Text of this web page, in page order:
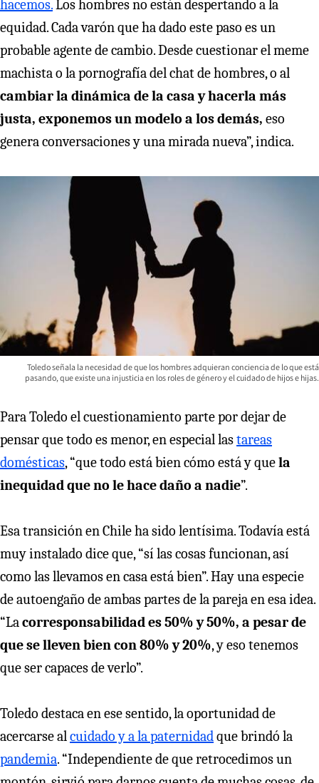
hacemos.Los hombres no están despertando a la
equidad. Cada varón que ha dado este paso es un
probable agente de cambio. Desde cuestionar el meme
machista o la pornografía del chat de hombres, o al
cambiar la dinámica de la casa y hacerla más
justa, exponemos un modelo a los demás, eso
genera conversaciones y una mirada nueva”, indica.
Toledo señala la necesidad de que los hombres adquieran conciencia de lo que está
pasando, que existe una injusticia en los roles de género y el cuidado de hijos e hijas.
Para Toledo el cuestionamiento parte por dejar de
pensar que todo es menor, en especial lastareas
domésticas, “que todo está bien cómo está y quela
inequidad que no le hace daño a nadie”.
Esa transición en Chile ha sido lentísima. Todavía está
muy instalado dice que, “sí las cosas funcionan, así
como las llevamos en casa está bien”. Hay una especie
de autoengaño de ambas partes de la pareja en esa idea.
“Lacorresponsabilidad es 50% y 50%, a pesar de
que se lleven bien con 80% y 20%, y eso tenemos
que ser capaces de verlo”.
Toledo destaca en ese sentido, la oportunidad de
acercarse alcuidado y a la paternidadque brindó la
pandemia. “Independiente de que retrocedimos un